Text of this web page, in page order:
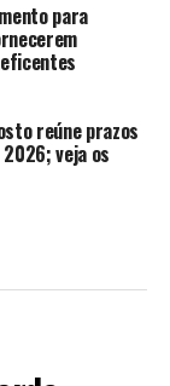
para
reúne prazos
veja os